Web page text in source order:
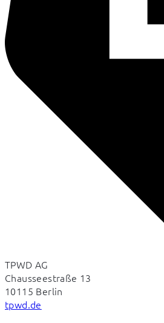
TPWD AG
Chausseestraße 13
10115 Berlin
tpwd.de